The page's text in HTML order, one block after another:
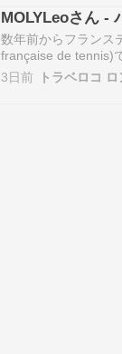
はココ FOCUS
MOLYLeoさん -
数年前からフランス
française de tennis)
です。 フランスで
日本人テニスプレー
3日前 トラベロコ